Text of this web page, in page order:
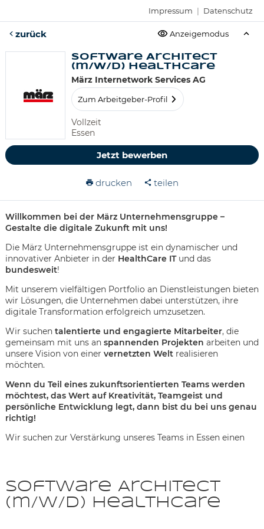
Impressum | Datenschutz
zurück Anzeigemodus
Software Architect
(m/w/d) Healthcare
März Internetwork Services AG
Zum Arbeitgeber-Profil
Vollzeit
Essen
Jetzt bewerben
drucken teilen
Willkommen bei der März Unternehmensgruppe –
Gestalte die digitale Zukunft mit uns!
Die März Unternehmensgruppe ist ein dynamischer und
innovativer Anbieter in der HealthCare ITund das
bundesweit!
Mit unserem vielfältigen Portfolio an Dienstleistungen bieten
wir Lösungen, die Unternehmen dabei unterstützen, ihre
digitale Transformation erfolgreich umzusetzen.
Wir suchen talentierte und engagierte Mitarbeiter, die
gemeinsam mit uns an spannenden Projekten arbeiten und
unsere Vision von einer vernetzten Weltrealisieren
möchten.
Wenn du Teil eines zukunftsorientierten Teams werden
möchtest, das Wert auf Kreativität, Teamgeist und
persönliche Entwicklung legt, dann bist du bei uns genau
richtig!
Wir suchen zur Verstärkung unseres Teams in Essen einen
Software Architect
(m/w/d) Healthcare
Karte anzeigen